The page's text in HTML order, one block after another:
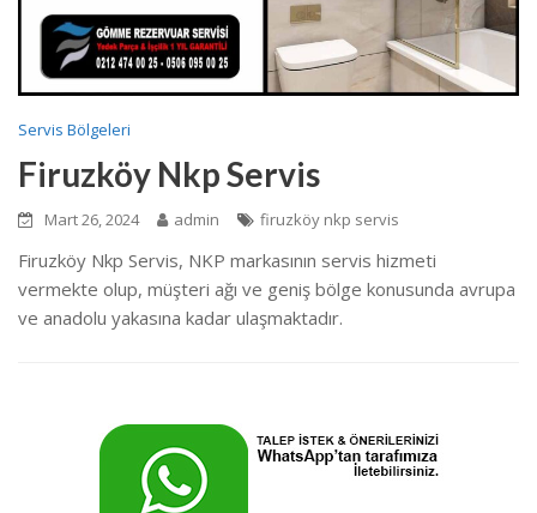
Servis Bölgeleri
Firuzköy Nkp Servis
Mart 26, 2024 admin firuzköy nkp servis
Firuzköy Nkp Servis, NKP markasının servis hizmeti
vermekte olup, müşteri ağı ve geniş bölge konusunda avrupa
ve anadolu yakasına kadar ulaşmaktadır.